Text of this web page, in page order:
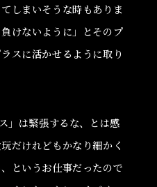
しまいそうな時もありま
けないように」とそのプ
スに活かせるように取り
」は緊張するな、とは感
だけれどもかなり細かく
というお仕事だったので